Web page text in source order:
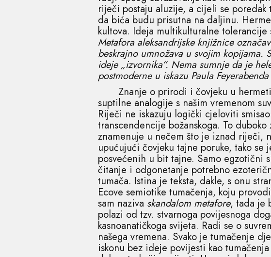
riječi postaju aluzije, a cijeli se
da bića budu prisutna na daljinu.
kultova. Ideja multikulturalne tolerancije
Metafora aleksandrijske knjižnice
beskrajno umnožava u svojim kopijama.
ideje „izvornika“. Nema sumnje da je
postmoderne u iskazu Paula
Znanje o prirodi i čovjeku u
suptilne analogije s našim vremenom
Riječi ne iskazuju logički cjeloviti
transcendencije božanskoga. To
znamenuje u nečem što je iznad riječi,
upućujući čovjeku tajne poruke, tako se
posvećenih u bit tajne. Samo egzotični
čitanje i odgonetanje potrebno
tumača. Istina je teksta, dakle, s onu
Ecove semiotike tumačenja, koju
sam naziva skandalom metafore, tada je
polazi od tzv. stvarnoga povijesnoga
kasnoanatičkoga svijeta. Radi se o
našega vremena. Svako je tumačenje
iskonu bez ideje povijesti kao